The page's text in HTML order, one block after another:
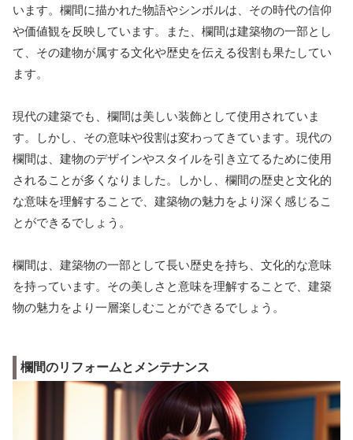
います。欄間に描かれた物語やシンボルは、その時代の信仰
や価値観を反映しています。また、欄間は建築物の一部とし
て、その建物が属する文化や歴史を伝える役割も果たしてい
ます。
現代の建築でも、欄間は美しい装飾として使用されていま
す。しかし、その意味や役割は変わってきています。現代の
欄間は、建物のデザインやスタイルを引き立てるために使用
されることが多くなりました。しかし、欄間の歴史と文化的
な意味を理解することで、建築物の魅力をより深く感じるこ
とができるでしょう。
欄間は、建築物の一部として長い歴史を持ち、文化的な意味
を持っています。その美しさと意味を理解することで、建築
物の魅力をより一層楽しむことができるでしょう。
欄間のリフォームとメンテナンス